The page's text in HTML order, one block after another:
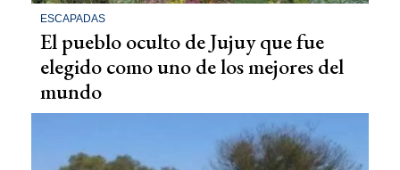
ESCAPADAS
El pueblo oculto de Jujuy que fue
elegido como uno de los mejores del
mundo